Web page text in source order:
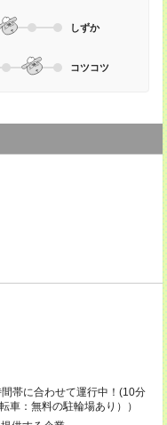
しずか
コツコツ
帯に合わせて運行中！(10分
：無料の駐輪場あり））